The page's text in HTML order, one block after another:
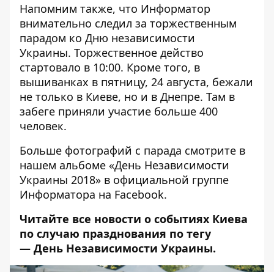
Напомним также, что Информатор
внимательно следил за торжественным
парадом ко Дню независимости
Украины. Торжественное действо
стартовало в 10:00. Кроме того, в
вышиванках в пятницу, 24 августа, бежали
не только в Киеве, но и в Днепре. Там в
забеге приняли участие больше 400
человек.
Больше фотографий с парада смотрите в
нашем альбоме «День Независимости
Украины 2018» в официальной группе
Информатора на Facebook.
Читайте все новости о событиях Киева
по случаю празднования по тегу
— День Независимости Украины.